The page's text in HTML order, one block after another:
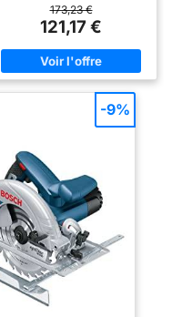
des coupes longues très
précises avec le rail de
guidage fourni Travail propre
car 80 % des copeaux sont
récupérés par le boîtier
CleanSystem fourni Accepte les
diamètre nominal de 190 mm
Livré avec : PKS 66 AF, boîtier
CleanSystem, guide de coupe
rail de guidage (de 35 cm
chacun), lame Speedline Wood
(diamètre 190 mm), butée
parallèle, carton
173,23 €
121,17 €
-9%